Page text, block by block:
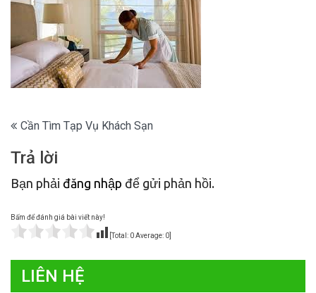
Điều
hướng
bài
viết
Cần Tìm Tạp Vụ Khách Sạn
Trả lời
Bạn phải đăng nhập để gửi phản hồi.
Bấm để đánh giá bài viết này!
[Total: 0Average: 0
LIÊN HỆ